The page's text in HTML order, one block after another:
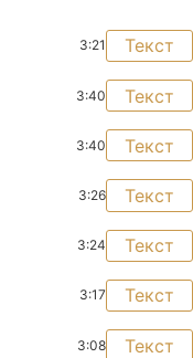
3:21 Текст
3:40 Текст
3:40 Текст
3:26 Текст
3:24 Текст
3:17 Текст
3:08 Текст